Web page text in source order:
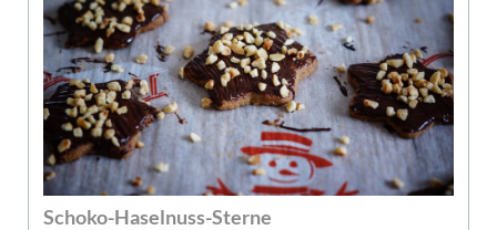
Schoko-Haselnuss-Sterne